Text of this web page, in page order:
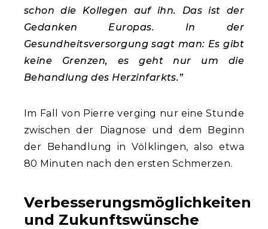
schon die Kollegen auf ihn. Das ist der
Gedanken Europas. In der
Gesundheitsversorgung sagt man: Es gibt
keine Grenzen, es geht nur um die
Behandlung des Herzinfarkts.”
Im Fall von Pierre verging nur eine Stunde
zwischen der Diagnose und dem Beginn
der Behandlung in Völklingen, also etwa
80 Minuten nach den ersten Schmerzen.
Verbesserungsmöglichkeiten
und Zukunftswünsche